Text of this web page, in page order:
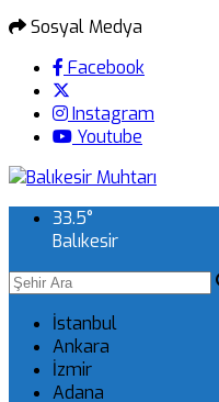
Sosyal Medya
Facebook
Instagram
Youtube
33.5°
Balıkesir
İstanbul
Ankara
İzmir
Adana